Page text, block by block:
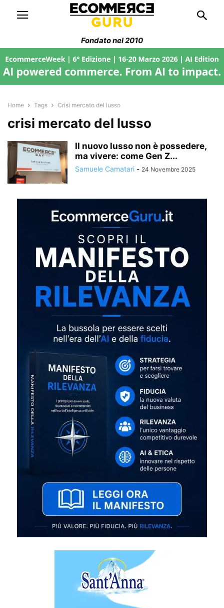
Fondato nel 2010
Home Tags Crisi mercato del lusso
crisi mercato del lusso
Il nuovo lusso non è possedere,
ma vivere: come Gen Z...
Samuele Camatari - 24 Novembre 2025